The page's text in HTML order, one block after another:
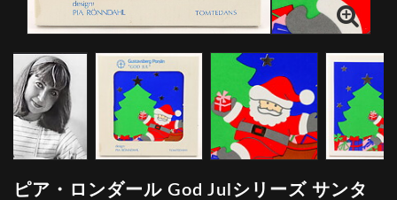
ピア・ロンダール God Julシリーズ サンタ